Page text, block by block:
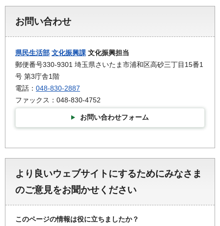
お問い合わせ
県民生活部 文化振興課 文化振興担当
郵便番号330-9301 埼玉県さいたま市浦和区高砂三丁目15番1
号 第3庁舎1階
電話： 048-830-2887
ファックス：048-830-4752
お問い合わせフォーム
より良いウェブサイトにするためにみなさま
のご意見をお聞かせください
このページの情報は役に立ちましたか？